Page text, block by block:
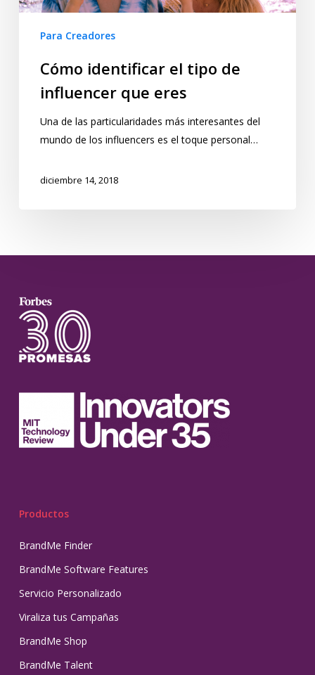
Para Creadores
Cómo identificar el tipo de
influencer que eres
Una de las particularidades más interesantes del
mundo de los influencers es el toque personal…
diciembre 14, 2018
Productos
BrandMe Finder
BrandMe Software Features
Servicio Personalizado
Viraliza tus Campañas
BrandMe Shop
BrandMe Talent